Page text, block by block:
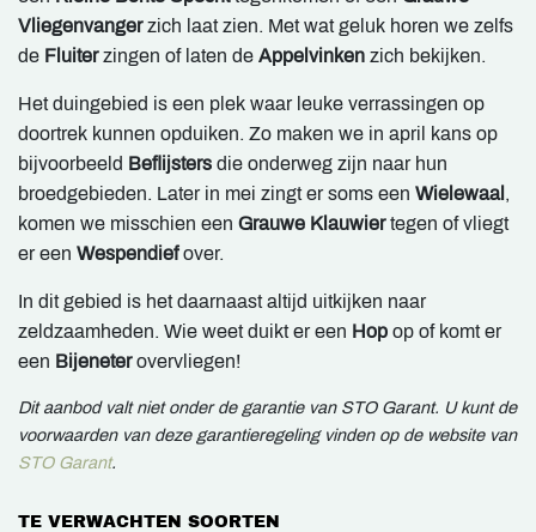
Vliegenvangerzich laat zien. Met wat geluk horen we zelfs
de Fluiterzingen of laten de Appelvinken zich bekijken.
Het duingebied is een plek waar leuke verrassingen op
doortrek kunnen opduiken. Zo maken we in april kans op
bijvoorbeeld Beflijsters die onderweg zijn naar hun
broedgebieden. Later in mei zingt er soms een Wielewaal ,
komen we misschien een Grauwe Klauwiertegen of vliegt
er een Wespendiefover.
In dit gebied is het daarnaast altijd uitkijken naar
zeldzaamheden. Wie weet duikt er een Hop op of komt er
een Bijeneterovervliegen!
Dit aanbod valt niet onder de garantie van STO Garant. U kunt de
voorwaarden van deze garantieregeling vinden op de website van
STO Garant.
TE VERWACHTEN SOORTEN